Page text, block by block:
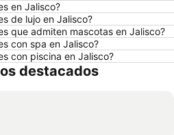
Hoteles en Valdivia
Hoteles en Búzios
Hoteles en Arica
Hoteles en Chile
en Jalisco?
de lujo en Jalisco?
que admiten mascotas en Jalisco?
con spa en Jalisco?
con piscina en Jalisco?
destacados